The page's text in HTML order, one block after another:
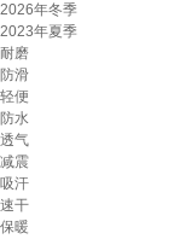
2026年冬季
2023年夏季
耐磨
防滑
轻便
防水
透气
减震
吸汗
速干
保暖